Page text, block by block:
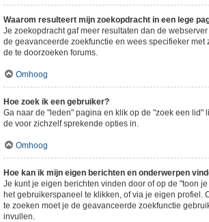
Waarom resulteert mijn zoekopdracht in een lege
Je zoekopdracht gaf meer resultaten dan de
de geavanceerde zoekfunctie en wees specifieker met
de te doorzoeken forums.
Omhoog
Hoe zoek ik een gebruiker?
Ga naar de "leden" pagina en klik op de "zoek een lid"
de voor zichzelf sprekende opties in.
Omhoog
Hoe kan ik mijn eigen berichten en onderwerpen
Je kunt je eigen berichten vinden door of op de "toon
het gebruikerspaneel te klikken, of via je eigen profiel.
te zoeken moet je de geavanceerde zoekfunctie
invullen.